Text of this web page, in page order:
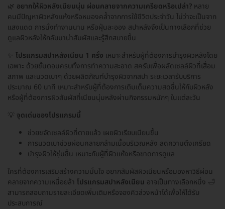
🌿 อยากให้ผิวหลังเนียนนุ่ม ผ่อนคลายจากความเครียดหรือเปล่า? หลาย
คนมีปัญหาผิวหลังแห้งหรือหมองคล้ำจากการใช้ชีวิตประจำวัน ไม่ว่าจะเป็นจาก
แสงแดด การนั่งทำงานนาน หรือฝุ่นละออง สปาหลังจึงเป็นทางเลือกที่ช่วย
ดูแลผิวหลังให้กลับมาน่าสัมผัสและรู้สึกสบายขึ้น
โปรแกรมสปาหลังเนียน 1 ครั้ง เหมาะสำหรับผู้ที่ต้องการบำรุงผิวหลังโดย
เฉพาะ ด้วยขั้นตอนครบทั้งการทำความสะอาด สครับเพื่อผลัดเซลล์ผิวที่เสื่อม
สภาพ และนวดเบาๆ ด้วยผลิตภัณฑ์บำรุงผิวจากสปา ระยะเวลารับบริการ
ประมาณ 60 นาที เหมาะสำหรับผู้ที่ต้องการเติมเต็มความสดชื่นให้กับผิวหลัง
หรือผู้ที่ต้องการผิวสัมผัสที่เนียนนุ่มหลังผ่านกิจกรรมหนักๆ ในแต่ละวัน
💡 จุดเด่นของโปรแกรมนี้
ช่วยขจัดเซลล์ผิวที่ตายแล้ว เผยผิวเรียบเนียนขึ้น
การนวดเบาช่วยผ่อนคลายกล้ามเนื้อบริเวณหลัง ลดความตึงเครียด
บำรุงผิวให้ชุ่มชื้น เหมาะกับผู้ที่ผิวแห้งหรือขาดการดูแล
ใครที่ต้องการเสริมสร้างความมั่นใจ อยากสัมผัสผิวเนียนหรือมองหาวิธีผ่อน
คลายจากความเหนื่อยล้า โปรแกรมสปาหลังเนียน อาจเป็นทางเลือกหนึ่ง 🛁
สามารถสอบถามรายละเอียดเพิ่มเติมหรือจองคิวล่วงหน้าได้เพื่อให้ได้รับ
ประสบการณ์